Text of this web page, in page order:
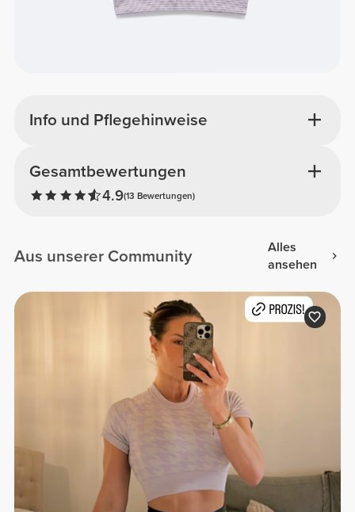
Info und Pflegehinweise
Gesamtbewertungen
4.9(13 Bewertungen)
Aus unserer Community
Alles
ansehen